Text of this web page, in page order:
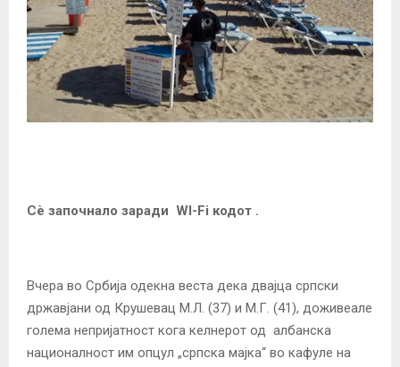
Сè започнало заради WI-Fi кодот .
Вчера во Србија одекна веста дека двајца српски
државјани од Крушевац М.Л. (37) и М.Г. (41), доживеале
голема непријатност кога келнерот од албанска
националност им опцул „српска мајка“ во кафуле на